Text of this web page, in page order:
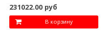
231022.00 руб
В корзину